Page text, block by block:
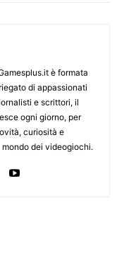
è formata
di appassionati
e scrittori, il
ogni giorno, per
curiosità e
dei videogiochi.